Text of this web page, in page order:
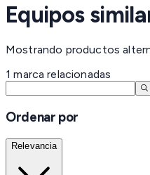
Equipos
Mostrando productos
1 marca relacionadas
Ordenar por
Relevancia